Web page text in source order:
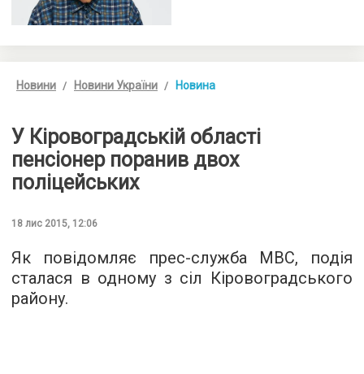
Новини Новини України Новина
У Кіровоградській області
пенсіонер поранив двох
поліцейських
18 лис 2015, 12:06
Як повідомляє прес-служба МВС, подія
сталася в одному з сіл Кіровоградського
району.